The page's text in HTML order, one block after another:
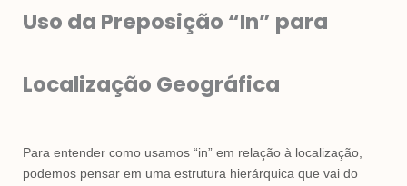
Uso da Preposição “In” para
Localização Geográfica
Para entender como usamos “in” em relação à localização,
podemos pensar em uma estrutura hierárquica que vai do